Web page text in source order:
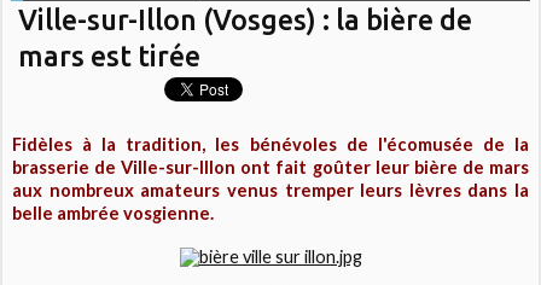
Ville-sur-Illon (Vosges) : la bière de
mars est tirée
Fidèles à la tradition, les bénévoles de l'écomusée de la
brasserie de Ville-sur-Illon ont fait goûter leur bière de mars
aux nombreux amateurs venus tremper leurs lèvres dans la
belle ambrée vosgienne.